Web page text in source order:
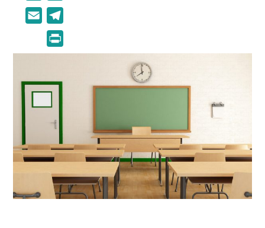
o
p
y
L
n
k
i
n
e
I
n
e
l
g
r
l
r
n
t